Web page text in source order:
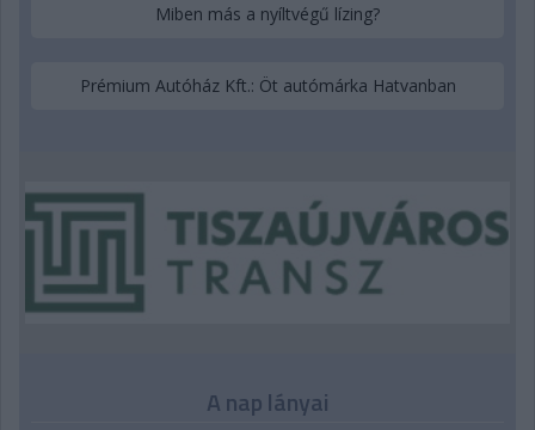
Miben más a nyíltvégű lízing?
Prémium Autóház Kft.: Öt autómárka Hatvanban
A nap lányai